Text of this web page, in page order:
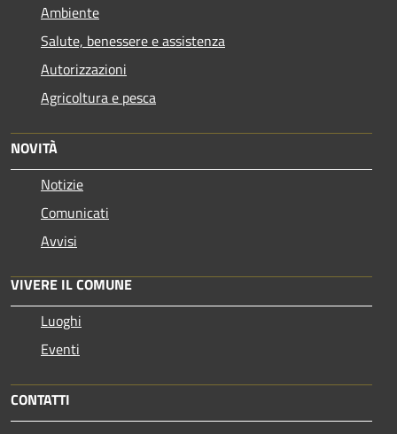
Ambiente
Salute, benessere e assistenza
Autorizzazioni
Agricoltura e pesca
NOVITÀ
Notizie
Comunicati
Avvisi
VIVERE IL COMUNE
Luoghi
Eventi
CONTATTI